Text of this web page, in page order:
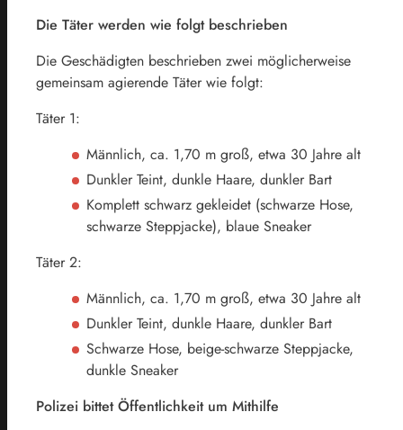
Die Täter werden wie folgt beschrieben
Die Geschädigten beschrieben zwei möglicherweise
gemeinsam agierende Täter wie folgt:
Täter 1:
Männlich, ca. 1,70 m groß, etwa 30 Jahre alt
Dunkler Teint, dunkle Haare, dunkler Bart
Komplett schwarz gekleidet (schwarze Hose,
schwarze Steppjacke), blaue Sneaker
Täter 2:
Männlich, ca. 1,70 m groß, etwa 30 Jahre alt
Dunkler Teint, dunkle Haare, dunkler Bart
Schwarze Hose, beige-schwarze Steppjacke,
dunkle Sneaker
Polizei bittet Öffentlichkeit um Mithilfe